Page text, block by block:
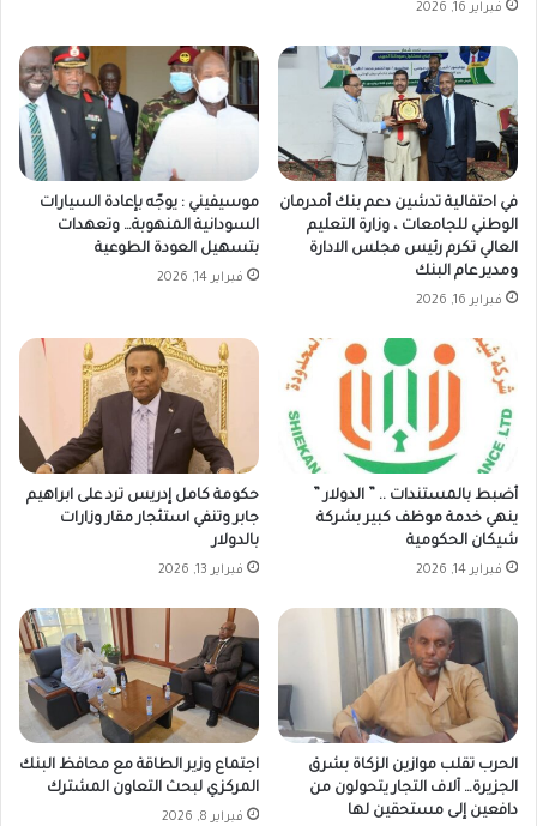
فبراير 16, 2026
في احتفالية تدشين دعم بنك أمدرمان
الوطني للجامعات ، وزارة التعليم
العالي تكرم رئيس مجلس الادارة
ومدير عام البنك
فبراير 16, 2026
موسيفيني : يوجّه بإعادة السيارات
السودانية المنهوبة… وتعهدات
بتسهيل العودة الطوعية
فبراير 14, 2026
أضبط بالمستندات .. ” الدولار ”
ينهي خدمة موظف كبير بشركة
شيكان الحكومية
فبراير 14, 2026
حكومة كامل إدريس ترد على ابراهيم
جابر وتنفي استئجار مقار وزارات
بالدولار
فبراير 13, 2026
الحرب تقلب موازين الزكاة بشرق
الجزيرة… آلاف التجار يتحولون من
دافعين إلى مستحقين لها
اجتماع وزير الطاقة مع محافظ البنك
المركزي لبحث التعاون المشترك
فبراير 8, 2026